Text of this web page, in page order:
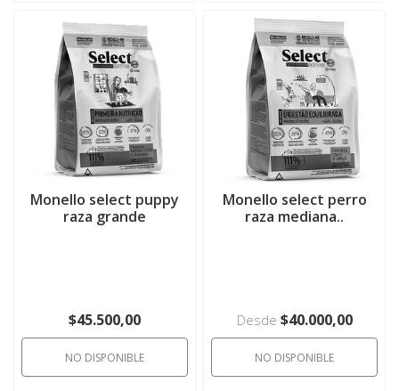
Monello select puppy
raza grande
$45.500,00
NO DISPONIBLE
Monello select perro
raza mediana..
Desde $40.000,00
NO DISPONIBLE